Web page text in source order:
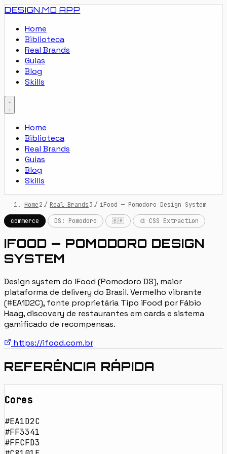
DESIGN.MD APP
Home
Biblioteca
Real Brands
Guias
Blog
Skills
Home
Biblioteca
Real Brands
Guias
Blog
Skills
Home / Real Brands / iFood — Pomodoro Design System
commerce
DS: Pomodoro 🇧🇷 🎨 CSS Extraction
IFOOD — POMODORO DESIGN
SYSTEM
Design system do iFood (Pomodoro DS), maior
plataforma de delivery do Brasil. Vermelho vibrante
(#EA1D2C), fonte proprietária Tipo iFood por Fábio
Haag, discovery de restaurantes em cards e sistema
gamificado de recompensas.
https://ifood.com.br
REFERÊNCIA RÁPIDA
Cores
#EA1D2C
#FF3341
#FFCFD3